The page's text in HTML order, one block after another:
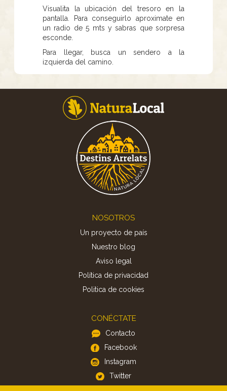
Visualita la ubicación del tresoro en la
pantalla. Para conseguirlo aproximate en
un radio de 5 mts y sabras que sorpresa
esconde.
Para llegar, busca un sendero a la
izquierda del camino.
NOSOTROS
Un proyecto de país
Nuestro blog
Aviso legal
Política de privacidad
Politica de cookies
CONÉCTATE
Contacto
Facebook
Instagram
Twitter